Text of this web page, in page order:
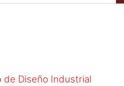
Diseño Industrial